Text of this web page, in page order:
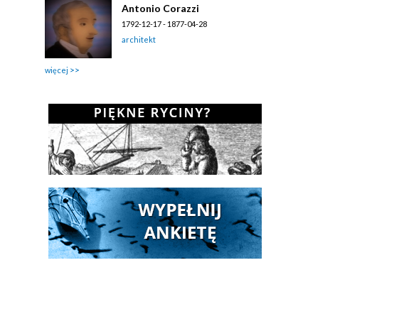
Antonio Corazzi
1792-12-17 - 1877-04-28
architekt
więcej